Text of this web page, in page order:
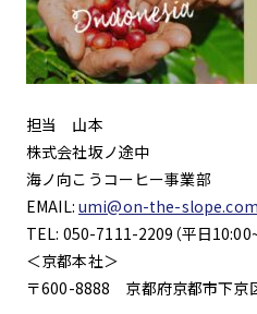
担当 山本
株式会社坂ノ途中
海ノ向こうコーヒー事業部
EMAIL: umi@on-the-slope.com
TEL: 050-7111-2209（平日
＜京都本社＞
〒600-8888 京都府京都市下京